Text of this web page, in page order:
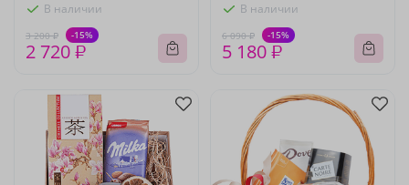
В наличии
3 200 ₽ -15%
2 720 ₽
В наличии
6 090 ₽ -15%
5 180 ₽